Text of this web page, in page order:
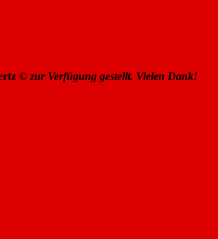
© zur Verfügung gestellt. Vielen Dank!